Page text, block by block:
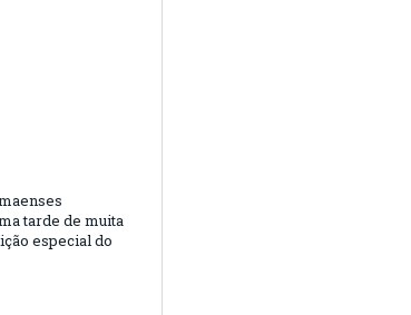
tarde de muita
especial do